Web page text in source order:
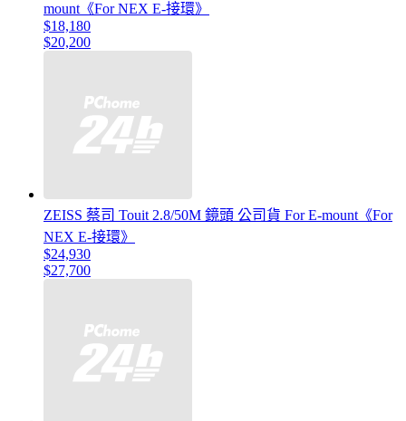
mount《For NEX E-接環》
$18,180
$20,200
ZEISS 蔡司 Touit 2.8/50M 鏡頭 公司貨 For E-mount《For
NEX E-接環》
$24,930
$27,700